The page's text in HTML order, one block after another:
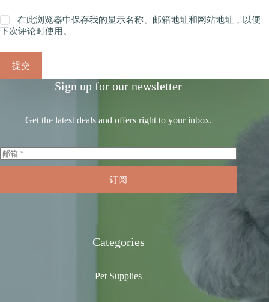
在此浏览器中保存我的显示名称、邮箱地址和网站地址，以便
下次评论时使用。
提交
Sign up for our newsletter
Get the latest deals and offers right to your inbox.
订阅
Categories
Pet Supplies